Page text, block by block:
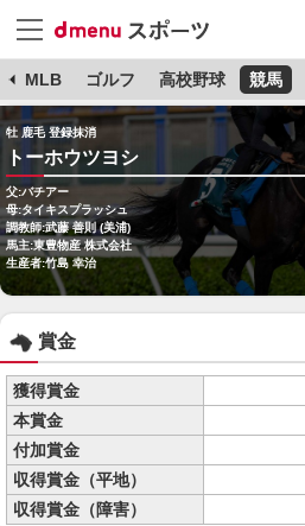
MLB ゴルフ 高校野球 競馬
牡 鹿毛 登録抹消
トーホウツヨシ
父:バチアー
母:タイキスプラッシュ
調教師:武藤 善則 (美浦)
馬主:東豊物産 株式会社
生産者:竹島 幸治
賞金
獲得賞金
本賞金
付加賞金
収得賞金（平地）
収得賞金（障害）